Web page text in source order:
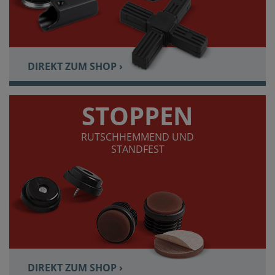
DIREKT ZUM SHOP ›
STOPPEN
RUTSCHHEMMEND UND
STANDFEST
DIREKT ZUM SHOP ›